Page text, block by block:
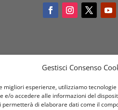
Gestisci Consenso
migliori esperienze, utilizziamo
e/o accedere alle informazioni del
permetterà di elaborare dati come il